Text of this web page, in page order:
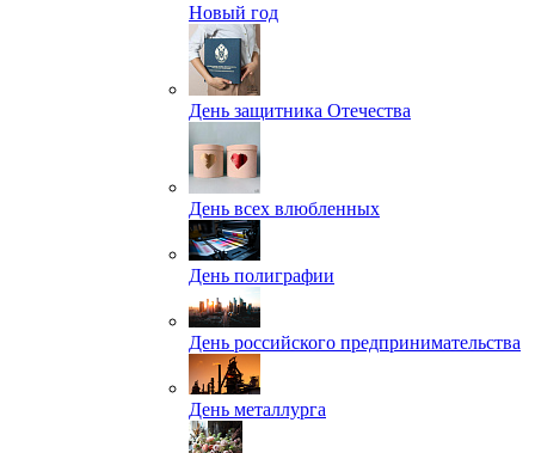
Новый год
День защитника Отечества
День всех влюбленных
День полиграфии
День российского предпринимательства
День металлурга